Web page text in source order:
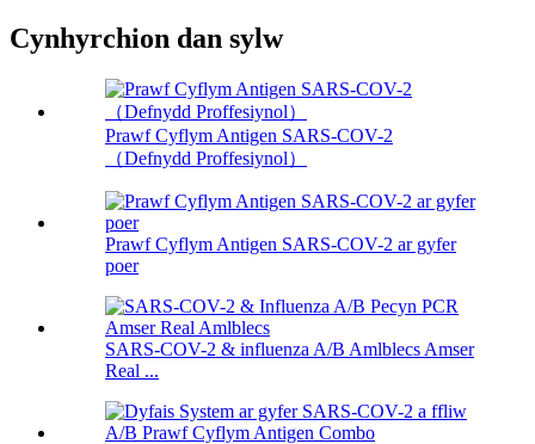
Cynhyrchion dan sylw
Prawf Cyflym Antigen SARS-COV-2
（Defnydd Proffesiynol）
Prawf Cyflym Antigen SARS-COV-2 ar gyfer
poer
SARS-COV-2 & influenza A/B Amlblecs Amser
Real ...